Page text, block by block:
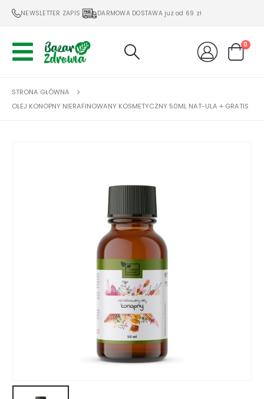
NEWSLETTER ZAPIS DARMOWA DOSTAWA już od 69 zł
0
STRONA GŁÓWNA
OLEJ KONOPNY NIERAFINOWANY KOSMETYCZNY 50ML NAT-ULA + GRATIS